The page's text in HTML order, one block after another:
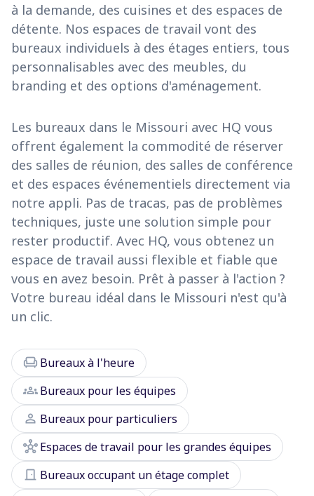
à la demande, des cuisines et des espaces de
détente. Nos espaces de travail vont des
bureaux individuels à des étages entiers, tous
personnalisables avec des meubles, du
branding et des options d'aménagement.
Les bureaux dans le Missouri avec HQ vous
offrent également la commodité de réserver
des salles de réunion, des salles de conférence
et des espaces événementiels directement via
notre appli. Pas de tracas, pas de problèmes
techniques, juste une solution simple pour
rester productif. Avec HQ, vous obtenez un
espace de travail aussi flexible et fiable que
vous en avez besoin. Prêt à passer à l'action ?
Votre bureau idéal dans le Missouri n'est qu'à
un clic.
chair Bureaux à l'heure
groupsBureaux pour les équipes
person Bureaux pour particuliers
hubEspaces de travail pour les grandes équipes
door_front Bureaux occupant un étage complet